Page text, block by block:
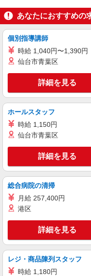
キープ
アルバイト パート
麻布茶房(AZABUSABO) ウ
和カフ
基
麻布
4-10-18
キープ
アルバイト パート
コンパスグループ・ジャパ
調理補
時給1,400円
パ
橋1-5-1
キープ
アルバイト パート
コンパスグループ・ジャパ
パント
あなたにおすすめの
個別指導講師
時給 1,040円〜1,390円
仙台市青葉区
詳細を見る
ホールスタッフ
時給 1,150円
仙台市青葉区
詳細を見る
総合病院の清掃
月給 257,400円
港区
詳細を見る
レジ・商品陳列スタッフ
時給 1,180円